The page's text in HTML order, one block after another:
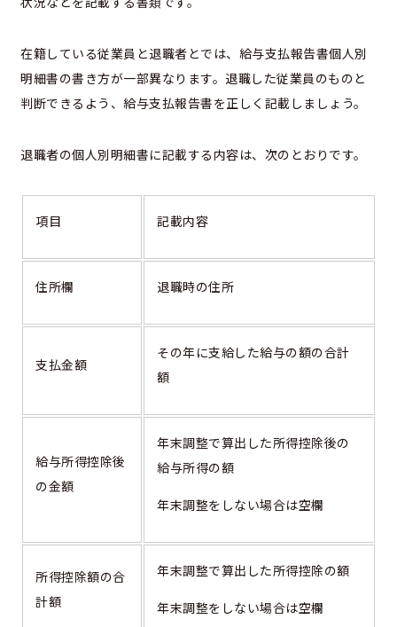
在籍している従業員と退職者とでは、給与支払報告書個人別
明細書の書き方が一部異なります。退職した従業員のものと
判断できるよう、給与支払報告書を正しく記載しましょう。
退職者の個人別明細書に記載する内容は、次のとおりです。
項目 記載内容
住所欄 退職時の住所
支払金額
その年に支給した給与の額の合計
額
給与所得控除後
の金額
年末調整で算出した所得控除後の
給与所得の額
年末調整をしない場合は空欄
所得控除額の合
計額
年末調整で算出した所得控除の額
年末調整をしない場合は空欄